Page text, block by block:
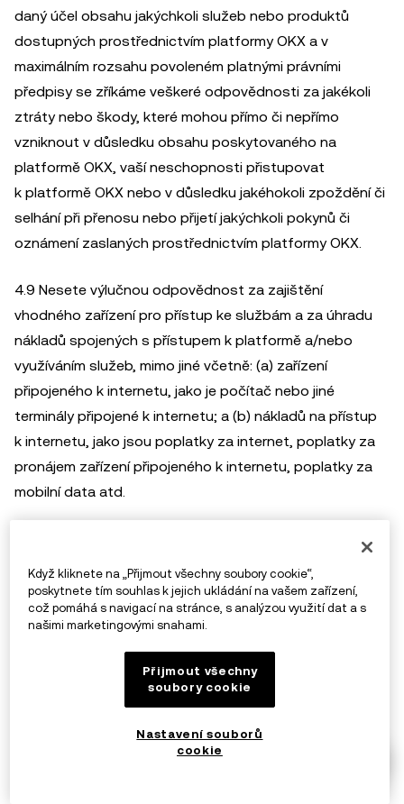
daný účel obsahu jakýchkoli služeb nebo produktů
dostupných prostřednictvím platformy OKX a v
maximálním rozsahu povoleném platnými právními
předpisy se zříkáme veškeré odpovědnosti za jakékoli
ztráty nebo škody, které mohou přímo či nepřímo
vzniknout v důsledku obsahu poskytovaného na
platformě OKX, vaší neschopnosti přistupovat
k platformě OKX nebo v důsledku jakéhokoli zpoždění či
selhání při přenosu nebo přijetí jakýchkoli pokynů či
oznámení zaslaných prostřednictvím platformy OKX.
4.9 Nesete výlučnou odpovědnost za zajištění
vhodného zařízení pro přístup ke službám a za úhradu
nákladů spojených s přístupem k platformě a/nebo
využíváním služeb, mimo jiné včetně: (a) zařízení
připojeného k internetu, jako je počítač nebo jiné
terminály připojené k internetu; a (b) nákladů na přístup
k internetu, jako jsou poplatky za internet, poplatky za
pronájem zařízení připojeného k internetu, poplatky za
mobilní data atd.
4.10 Tímto nás opravňujete k zasílání sdělení týkajících
oznámení nebo na poštovní adresu, kterou nám
poskytnete. Ze zasílání určitých sdělení se můžete
OKX. Měli byste se ujistit, že vaše kontaktní údaje jsou
4.11 Berete na vědomí a souhlasíte s tím, že služby jsou
námi poskytovány v souladu s našimi aktuálními
Když kliknete na „Přijmout všechny soubory cookie“,
poskytnete tím souhlas k jejich ukládání na vašem zařízení,
což pomáhá s navigací na stránce, s analýzou využití dat a s
našimi marketingovými snahami.
Přijmout všechny
soubory cookie
Nastavení souborů
cookie